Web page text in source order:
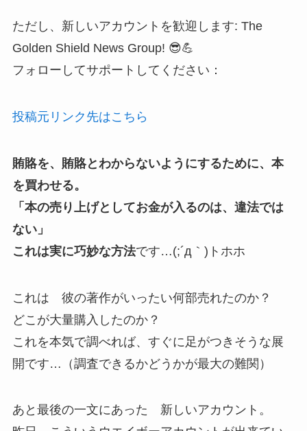
ただし、新しいアカウントを歓迎します: The
Golden Shield News Group! 😎💪
フォローしてサポートしてください：
投稿元リンク先はこちら
賄賂を、賄賂とわからないようにするために、本
を買わせる。
「本の売り上げとしてお金が入るのは、違法では
ない」
これは実に巧妙な方法です…(;´д｀)トホホ
これは 彼の著作がいったい何部売れたのか？
どこが大量購入したのか？
これを本気で調べれば、すぐに足がつきそうな展
開です…（調査できるかどうかが最大の難関）
あと最後の一文にあった 新しいアカウント。